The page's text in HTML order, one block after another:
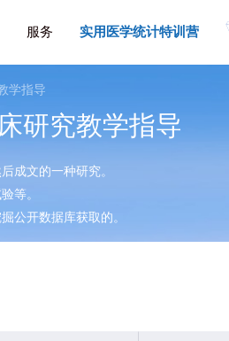
服务 实用医学统计特训营
学指导
研究教学指导
成文的一种研究。
等。
公开数据库获取的。